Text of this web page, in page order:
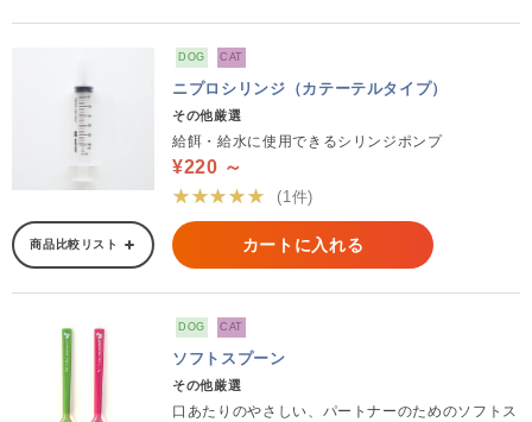
DOG CAT
ニプロシリンジ（カテーテルタイプ）
その他厳選
給餌・給水に使用できるシリンジポンプ
¥220 ～
★★★★★
(1件)
商品比較リスト カートに入れる
DOG CAT
ソフトスプーン
その他厳選
口あたりのやさしい、パートナーのためのソフトス